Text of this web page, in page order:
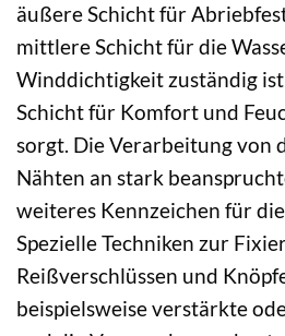
äußere Schicht für
mittlere Schicht für die
Winddichtigkeit zuständig
Schicht für Komfort und
sorgt. Die Verarbeitung von
Nähten an stark
weiteres Kennzeichen für
Spezielle Techniken zur
Reißverschlüssen und
beispielsweise verstärkte